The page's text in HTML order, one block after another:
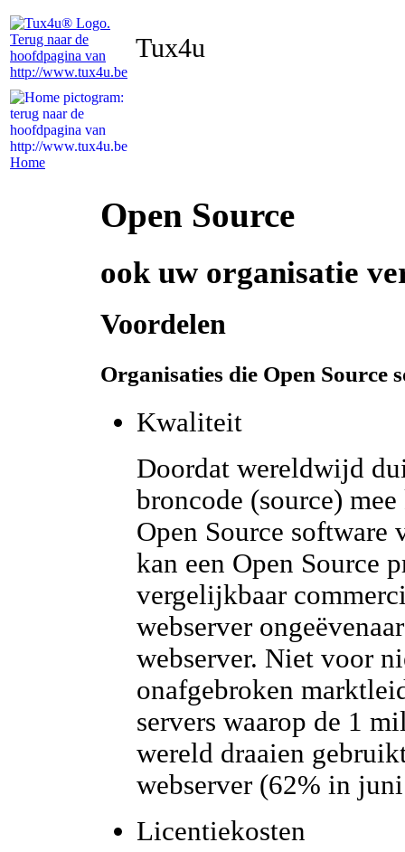
Tux4u
Home
Open Source
ook uw organisatie
Voordelen
Organisaties die Open Source
Kwaliteit
Doordat wereldwijd
broncode (source)
Open Source
kan een Open Source
vergelijkbaar
webserver
webserver. Niet voor
onafgebroken
servers waarop de 1
wereld draaien
webserver (62% in
Licentiekosten